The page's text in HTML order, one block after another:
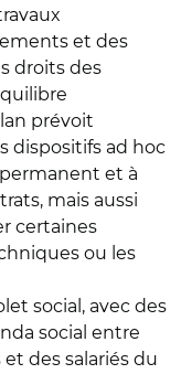
et des
droits des
prévoit
dispositifs ad hoc
et à
mais aussi
certaines
ou les
social, avec des
social entre
des salariés du